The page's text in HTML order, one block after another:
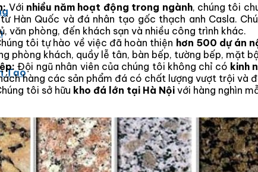
Tạo​
Với nhiều năm hoạt động trong ngành, chúng tôi
Hàn Quốc và đá nhân tạo gốc thạch anh Casla.
văn phòng, đến khách sạn và nhiều công trình khác.
tôi tự hào về việc đã hoàn thiện hơn 500 dự án
phòng khách, quầy lễ tân, bàn bếp, tường bếp, mặt
Đội ngũ nhân viên của chúng tôi không chỉ có kinh
hàng các sản phẩm đá có chất lượng vượt trội và
tôi sở hữu kho đá lớn tại Hà Nội với hàng nghìn